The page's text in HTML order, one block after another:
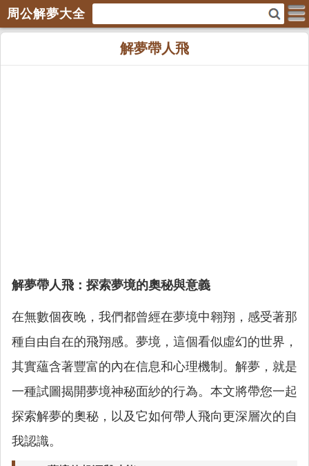
周公解夢大全
解夢帶人飛
解夢帶人飛：探索夢境的奧秘與意義
在無數個夜晚，我們都曾經在夢境中翱翔，感受著那
種自由自在的飛翔感。夢境，這個看似虛幻的世界，
其實蘊含著豐富的內在信息和心理機制。解夢，就是
一種試圖揭開夢境神秘面紗的行為。本文將帶您一起
探索解夢的奧秘，以及它如何帶人飛向更深層次的自
我認識。